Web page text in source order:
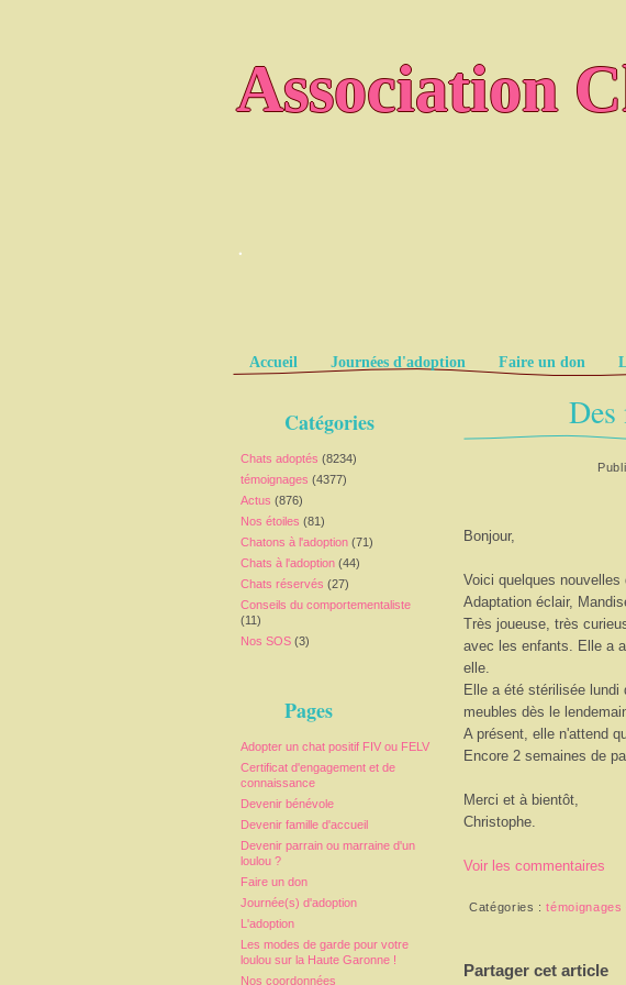
Association
.
Pages
Accueil Journées d'adoption Faire un don
Catégories
Chats adoptés (8234)
témoignages (4377)
Actus (876)
Nos étoiles (81)
Chatons à l'adoption (71)
Chats à l'adoption (44)
Chats réservés (27)
Conseils du comportementaliste
(11)
Nos SOS (3)
Pages
Adopter un chat positif FIV ou FELV
Certificat d'engagement et de
connaissance
Devenir bénévole
Devenir famille d'accueil
Devenir parrain ou marraine d'un
loulou ?
Faire un don
Journée(s) d'adoption
L'adoption
Les modes de garde pour votre
loulou sur la Haute Garonne !
Nos coordonnées
Bonjour,
Voici quelques nouvelles
Adaptation éclair,
Très joueuse, très
avec les enfants. Elle a
elle.
Elle a été stérilisée
meubles dès le
A présent, elle n'attend
Encore 2 semaines de
Merci et à bientôt,
Christophe.
Voir les commentaires
Catégories :témoignages
Partager cet article